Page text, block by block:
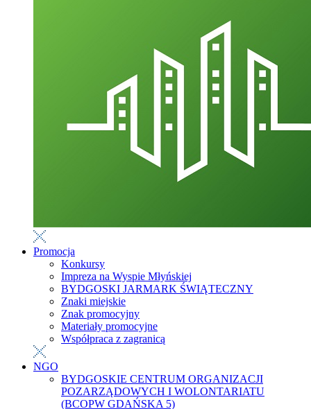
Promocja
Konkursy
Impreza na Wyspie Młyńskiej
BYDGOSKI JARMARK ŚWIĄTECZNY
Znaki miejskie
Znak promocyjny
Materiały promocyjne
Współpraca z zagranicą
NGO
BYDGOSKIE CENTRUM ORGANIZACJI
POZARZĄDOWYCH I WOLONTARIATU
(BCOPW GDAŃSKA 5)